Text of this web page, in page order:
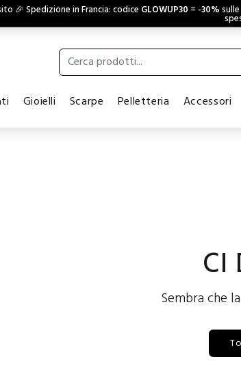
🎉 Spedizione in Francia: codice GLOWUP30 = -30%
Gioielli Scarpe Pelletteria Accessori
CI
Sembra che